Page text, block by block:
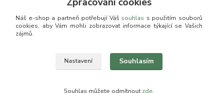
info@zkusnositko.cz
© Copyright 2015-2026 ZkusNositko.cz
Náš e-shop a partneři potřebují Váš souhlas s použitím souborů
cookies, aby Vám mohli zobrazovat informace týkající se Vašich
zájmů.
Nastavení Souhlasím
Souhlas můžete odmítnout zde.